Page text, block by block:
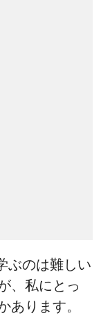
ぶのは難しい
、私にとっ
あります。